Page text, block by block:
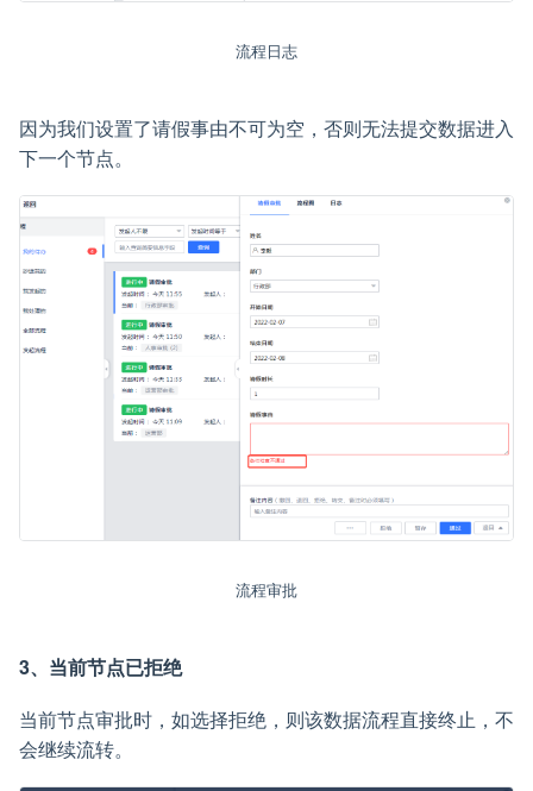
流程日志
因为我们设置了请假事由不可为空，否则无法提交数据进入
下一个节点。
流程审批
3、当前节点已拒绝
当前节点审批时，如选择拒绝，则该数据流程直接终止，不
会继续流转。